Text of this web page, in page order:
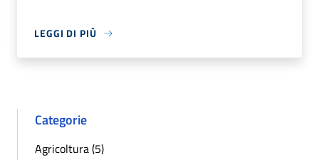
LEGGI DI PIÙ
Categorie
Agricoltura (5)